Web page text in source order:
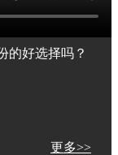
的好选择吗？
更多>>